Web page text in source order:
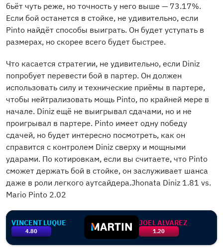
бьёт чуть реже, но точность у него выше — 73.17%.
Если бой останется в стойке, не удивительно, если
Pinto найдёт способы выиграть. Он будет уступать в
размерах, но скорее всего будет быстрее.
Что касается стратегии, не удивительно, если Diniz
попробует перевести бой в партер. Он должен
использовать силу и технические приёмы в партере,
чтобы нейтрализовать мощь Pinto, по крайней мере в
начале. Diniz ещё не выигрывал сдачами, но и не
проигрывал в партере. Pinto имеет одну победу
сдачей, но будет интересно посмотреть, как он
справится с контролем Diniz сверху и мощными
ударами. По котировкам, если вы считаете, что Pinto
сможет держать бой в стойке, он заслуживает шанса
даже в роли легкого аутсайдера.Jhonata Diniz 1.81 vs.
Mario Pinto 2.02
VINCENT LUQUE
4.80 1.20
JOEL ALVAREZ